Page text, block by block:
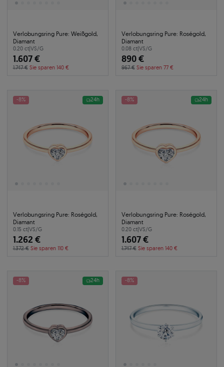
Verlobungsring Pure: Weißgold,
Diamant
0.20 ct|VS/G
1.607 €
1.747 € Sie sparen 140 €
Verlobungsring Pure: Roségold,
Diamant
0.08 ct|VS/G
890 €
967 € Sie sparen 77 €
-8% 24h
Verlobungsring Pure: Roségold,
Diamant
0.15 ct|VS/G
1.262 €
1.372 € Sie sparen 110 €
-8% 24h
Verlobungsring Pure: Roségold,
Diamant
0.20 ct|VS/G
1.607 €
1.747 € Sie sparen 140 €
-8% 24h -8%